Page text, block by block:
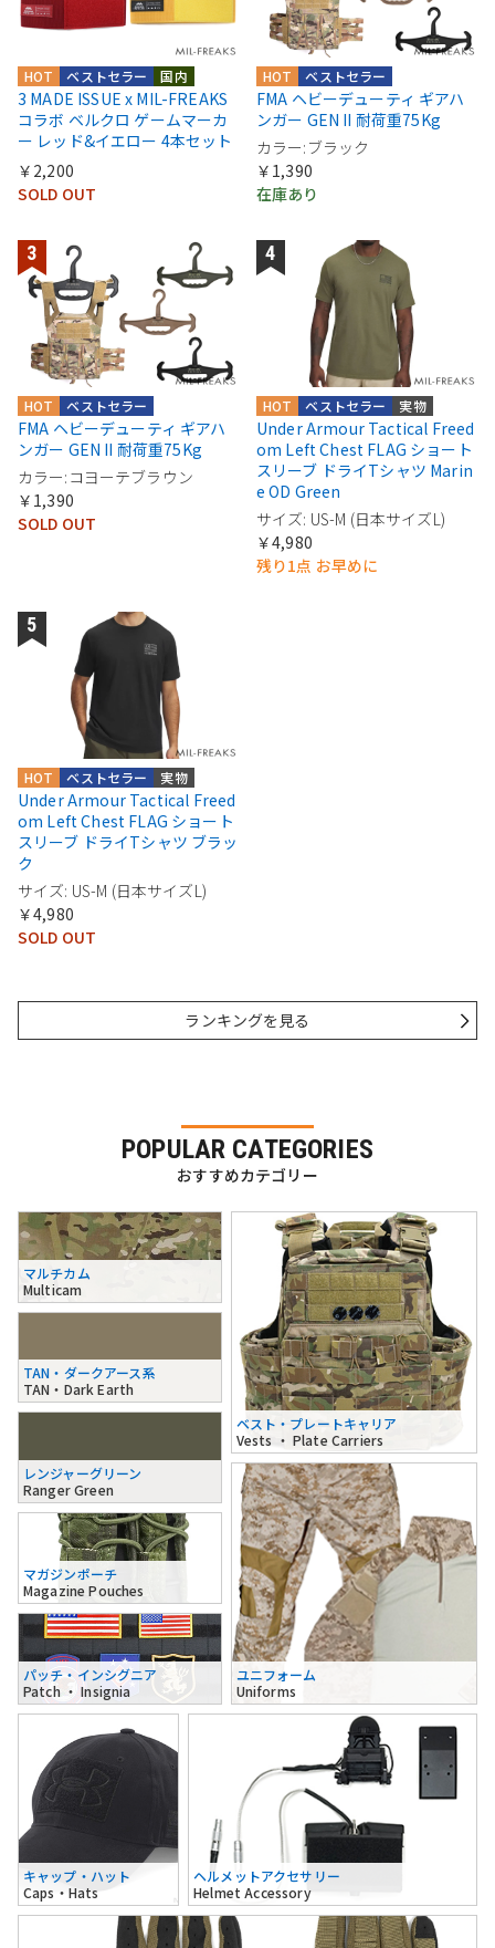
国内
ベストセラー
HOT
3 MADE ISSUE x MIL-FREAKS
コラボ ベルクロ ゲームマーカ
ー レッド&イエロー 4本セット
￥2,200
SOLD OUT
ベストセラー
HOT
FMA ヘビーデューティ ギアハ
ンガー GEN II 耐荷重75Kg
カラー:ブラック
￥1,390
在庫あり
ベストセラー
HOT
FMA ヘビーデューティ ギアハ
ンガー GEN II 耐荷重75Kg
カラー:コヨーテブラウン
￥1,390
SOLD OUT
実物
ベストセラー
HOT
Under Armour Tactical Freed
om Left Chest FLAG ショート
スリーブ ドライTシャツ Marin
e OD Green
サイズ: US-M (日本サイズL)
￥4,980
残り1点 お早めに
実物
ベストセラー
HOT
Under Armour Tactical Freed
om Left Chest FLAG ショート
スリーブ ドライTシャツ ブラッ
ク
サイズ: US-M (日本サイズL)
￥4,980
SOLD OUT
ランキングを見る
POPULAR CATEGORIES
おすすめカテゴリー
マルチカム
Multicam
TAN・ダークアース系
TAN・Dark Earth
レンジャーグリーン
Ranger Green
ベスト・プレートキャリア
Vests ・ Plate Carriers
マガジンポーチ
Magazine Pouches
パッチ・インシグニア
Patch ・ Insignia
ユニフォーム
Uniforms
キャップ・ハット
Caps・Hats
ヘルメットアクセサリー
Helmet Accessory